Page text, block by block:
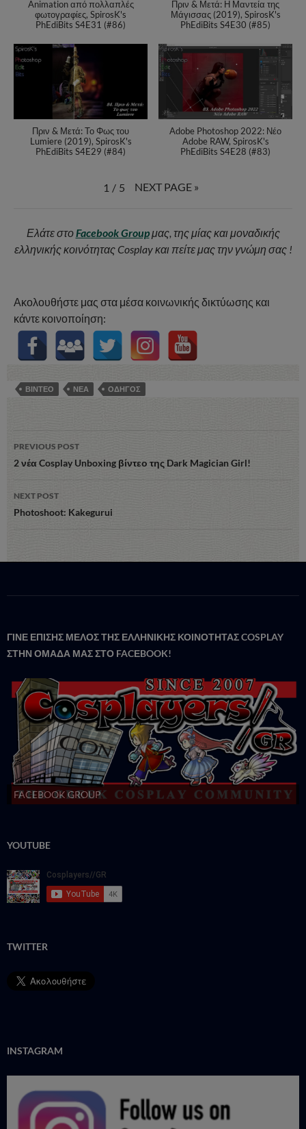
Animation από πολλαπλές
φωτογραφίες, SpirosK's
PhEdiBits S4E31 (#86)
Πριν & Μετά: Η Μαντεία της
Μάγισσας (2019), SpirosK's
PhEdiBits S4E30 (#85)
Πριν & Μετά: Το Φως του
Lumiere (2019), SpirosK's
PhEdiBits S4E29 (#84)
Adobe Photoshop 2022: Νέο
Adobe RAW, SpirosK's
PhEdiBits S4E28 (#83)
1 / 5 NEXT PAGE »
Ελάτε στοFacebook Groupμας, της μίας και μοναδικής
ελληνικής κοινότητας Cosplay και πείτε μας την γνώμη σας !
Ακολουθήστε μας στα μέσα κοινωνικής δικτύωσης και
κάντε κοινοποίηση:
ΒΙΝΤΕΟ ΝΕΑ ΟΔΗΓΟΣ
Post
navigation
PREVIOUS POST
2 νέα Cosplay Unboxing βίντεο της Dark Magician Girl!
NEXT POST
Photoshoot: Kakegurui
ΓΙΝΕ ΕΠΙΣΗΣ ΜΕΛΟΣ ΤΗΣ ΕΛΛΗΝΙΚΗΣ ΚΟΙΝΟΤΗΤΑΣ COSPLAY
ΣΤΗΝ ΟΜΑΔΑ ΜΑΣ ΣΤΟ FACΕBOOK!
FACEBOOK GROUP
YOUTUBE
TWITTER
INSTAGRAM